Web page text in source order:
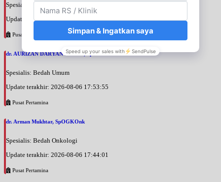
Spesialis: Bedah Urologi
Update terakhir: 2026-08-06 18:29:29
Pusat Pertamina
dr. AURIZAN DARYAN KARIM, SpB
Spesialis: Bedah Umum
Update terakhir: 2026-08-06 17:53:55
Pusat Pertamina
dr. Arman Mukhtar, SpOGKOnk
Spesialis: Bedah Onkologi
Update terakhir: 2026-08-06 17:44:01
Pusat Pertamina